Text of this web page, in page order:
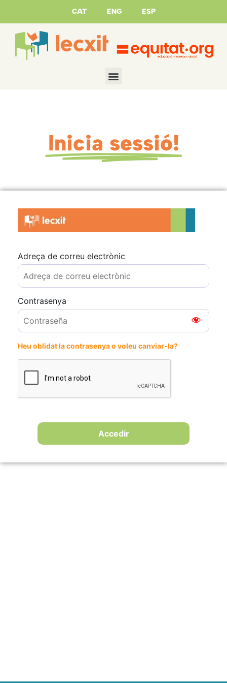
CAT ENG ESP
Inicia sessió!
Adreça de correu electrònic
Contrasenya
Heu oblidat la contrasenya o voleu canviar-la?